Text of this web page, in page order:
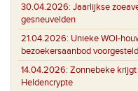
30.04.2026: Jaarlijkse
gesneuvelden
21.04.2026: Unieke WOI-
bezoekersaanbod
14.04.2026: Zonnebeke
Heldencrypte